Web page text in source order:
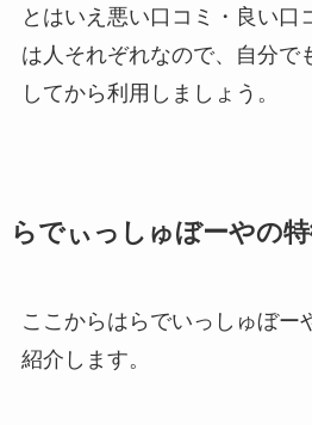
とはいえ悪い口コミ・良い口
は人それぞれなので、自分で
してから利用しましょう。
らでぃっしゅぼーやの
ここからはらでいっしゅぼー
紹介します。